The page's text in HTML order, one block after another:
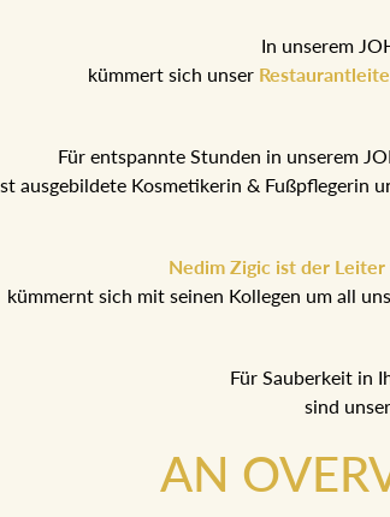
In unserem
kümmert sich unser
Für entspannte Stunden in unserem
ausgebildete Kosmetikerin & Fußpflegerin
Nedim Zigic ist der
kümmernt sich mit seinen Kollegen um all
Für Sauberkeit in
sind
AN